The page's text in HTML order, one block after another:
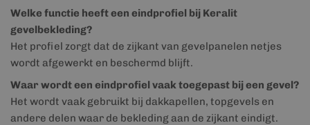
Welke functie heeft een eindprofiel bij Keralit
gevelbekleding?
Het profiel zorgt dat de zijkant van gevelpanelen netjes
wordt afgewerkt en beschermd blijft.
Waar wordt een eindprofiel vaak toegepast bij een gevel?
Het wordt vaak gebruikt bij dakkapellen, topgevels en
andere delen waar de bekleding aan de zijkant eindigt.